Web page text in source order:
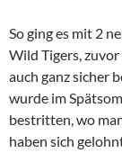
So ging es mit 2
Wild Tigers,
auch ganz sicher
wurde im
bestritten, wo
haben sich